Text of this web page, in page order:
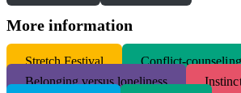
More information
Stretch Festival
Conflict-counseling
Belonging versus loneliness